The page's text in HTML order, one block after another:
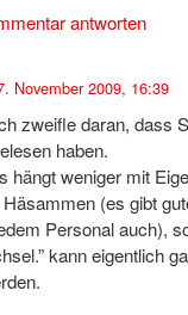
antworten
November 2009, 16:39
zweifle daran, dass
haben.
hängt weniger mit
(es gibt
Personal auch),
kann eigentlich